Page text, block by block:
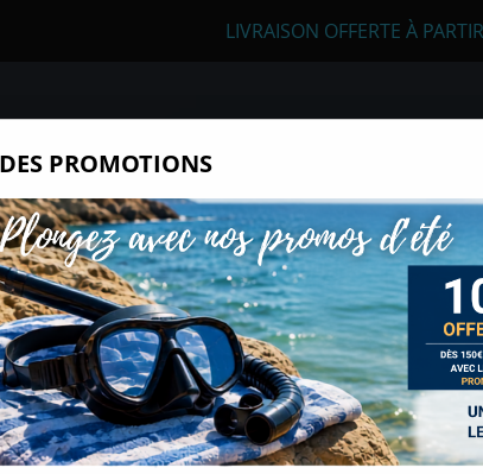
LIVRAISON OFFERTE À
PLONGÉE SOUS-MARINE APNÉE
>Ordinateur Peregrine Shearwater
Nous autorisez-vous
Ils nous seront utiles pour :
Améliorer l'interface et les
Mesurer les campagnes
produits
Gérer l'authentification et
Certains cookies sont nécessaires à des fins
non obligatoires, peuvent être utilisés pour
annonces et du contenu, la connaissance
géolocalisation précises et l'identification
informations sur un appareil. Si vous donnez
domaines de Sports Med. Vous disposez de
cliquant sur le widget en bas à droite de la
PROMOTIONS